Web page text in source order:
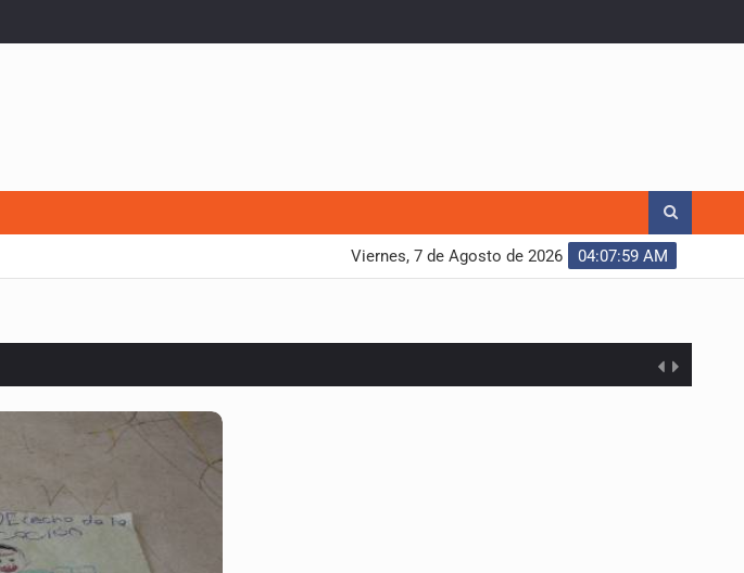
04:08:00 AM
Viernes, 7 de Agosto de 2026